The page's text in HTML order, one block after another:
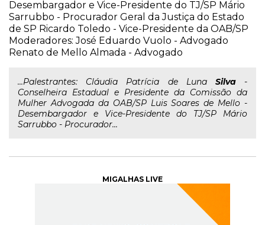
Desembargador e Vice-Presidente do TJ/SP Mário
Sarrubbo - Procurador Geral da Justiça do Estado
de SP Ricardo Toledo - Vice-Presidente da OAB/SP
Moderadores: José Eduardo Vuolo - Advogado
Renato de Mello Almada - Advogado
...Palestrantes: Cláudia Patrícia de Luna Silva-
Conselheira Estadual e Presidente da Comissão da
Mulher Advogada da OAB/SP Luis Soares de Mello -
Desembargador e Vice-Presidente do TJ/SP Mário
Sarrubbo - Procurador...
MIGALHAS LIVE